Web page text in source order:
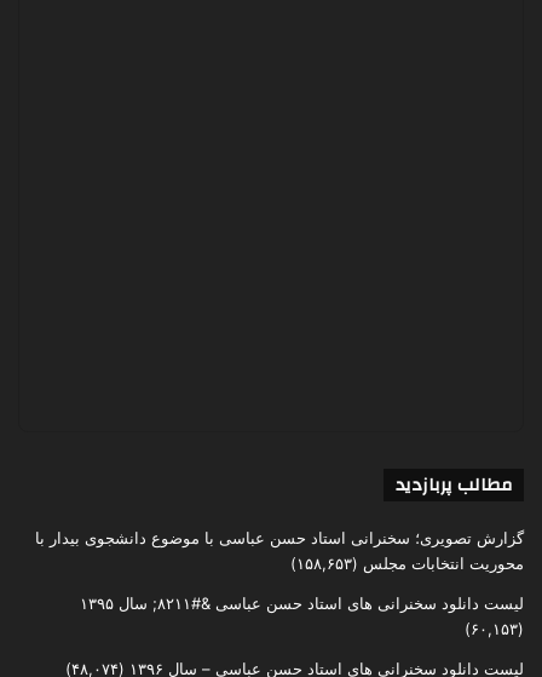
مطالب پربازدید
گزارش تصویری؛ سخنرانی استاد حسن عباسی با موضوع دانشجوی بیدار با
محوریت انتخابات مجلس (۱۵۸,۶۵۳)
لیست دانلود سخنرانی های استاد حسن عباسی &#۸۲۱۱; سال ۱۳۹۵
(۶۰,۱۵۳)
لیست دانلود سخنرانی های استاد حسن عباسی – سال ۱۳۹۶ (۴۸,۰۷۴)